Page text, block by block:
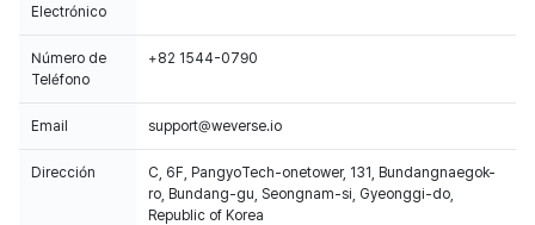
Electrónico
Número de
Teléfono
+82 1544-0790
Email support@weverse.io
Dirección
C, 6F, PangyoTech-onetower, 131, Bundangnaegok-
ro, Bundang-gu, Seongnam-si, Gyeonggi-do,
Republic of Korea